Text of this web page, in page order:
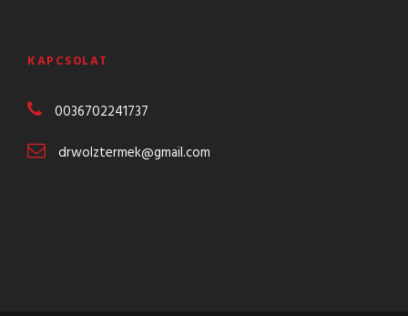
KAPCSOLAT
0036702241737
drwolztermek@gmail.com